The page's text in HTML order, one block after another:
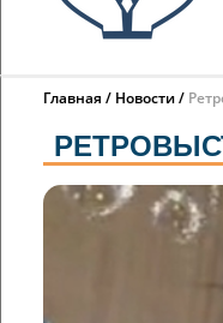
Главная Новости